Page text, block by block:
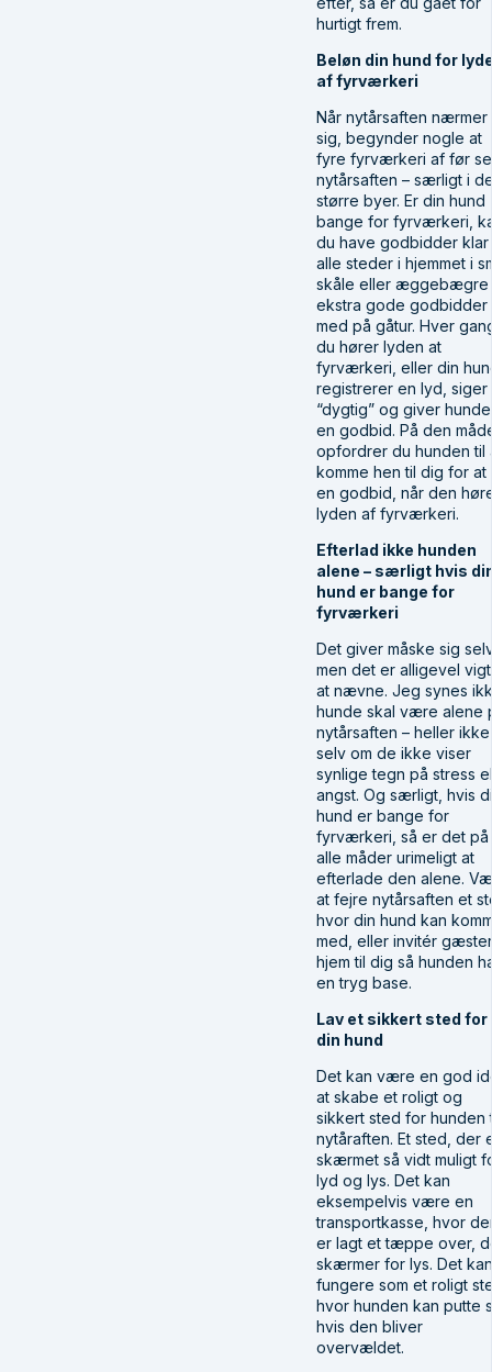
hurtigt frem.
Beløn din hund for
af fyrværkeri
Når nytårsaften nærmer
sig, begynder nogle at
fyre fyrværkeri af før
nytårsaften – særligt i
større byer. Er din hund
bange for fyrværkeri,
du have godbidder klar
alle steder i hjemmet i
skåle eller æggebægre
ekstra gode godbidder
med på gåtur. Hver
du hører lyden at
fyrværkeri, eller din
registrerer en lyd, siger
“dygtig” og giver
en godbid. På den
opfordrer du hunden til
komme hen til dig for at
en godbid, når den
lyden af fyrværkeri.
Efterlad ikke hunden
alene – særligt hvis
hund er bange for
fyrværkeri
Det giver måske sig
men det er alligevel
at nævne. Jeg synes
hunde skal være alene
nytårsaften – heller ikke
selv om de ikke viser
synlige tegn på stress
angst. Og særligt, hvis
hund er bange for
fyrværkeri, så er det på
alle måder urimeligt at
efterlade den alene.
at fejre nytårsaften et
hvor din hund kan
med, eller invitér gæster
hjem til dig så hunden
en tryg base.
Lav et sikkert sted for
din hund
Det kan være en god
at skabe et roligt og
sikkert sted for hunden
nytåraften. Et sted, der
skærmet så vidt muligt
lyd og lys. Det kan
eksempelvis være en
transportkasse, hvor
er lagt et tæppe over,
skærmer for lys. Det kan
fungere som et roligt
hvor hunden kan putte
hvis den bliver
overvældet.